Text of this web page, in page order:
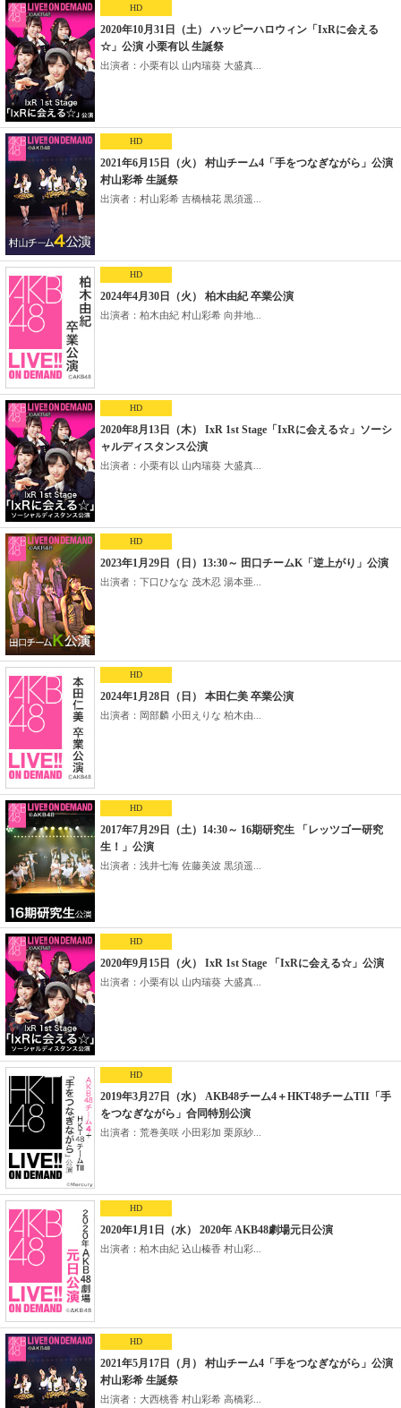
HD
2020年10月31日（土） ハッピーハロウィン「IxRに会える
☆」公演 小栗有以 生誕祭
出演者：小栗有以 山内瑞葵 大盛真...
HD
2021年6月15日（火） 村山チーム4「手をつなぎながら」公演
村山彩希 生誕祭
出演者：村山彩希 吉橋柚花 黒須遥...
HD
2024年4月30日（火） 柏木由紀 卒業公演
出演者：柏木由紀 村山彩希 向井地...
HD
2020年8月13日（木） IxR 1st Stage「IxRに会える☆」ソーシ
ャルディスタンス公演
出演者：小栗有以 山内瑞葵 大盛真...
HD
2023年1月29日（日）13:30～ 田口チームK「逆上がり」公演
出演者：下口ひなな 茂木忍 湯本亜...
HD
2024年1月28日（日） 本田仁美 卒業公演
出演者：岡部麟 小田えりな 柏木由...
HD
2017年7月29日（土）14:30～ 16期研究生 「レッツゴー研究
生！」公演
出演者：浅井七海 佐藤美波 黒須遥...
HD
2020年9月15日（火） IxR 1st Stage 「IxRに会える☆」公演
出演者：小栗有以 山内瑞葵 大盛真...
HD
2019年3月27日（水） AKB48チーム4＋HKT48チームTII「手
をつなぎながら」合同特別公演
出演者：荒巻美咲 小田彩加 栗原紗...
HD
2020年1月1日（水） 2020年 AKB48劇場元日公演
出演者：柏木由紀 込山榛香 村山彩...
HD
2021年5月17日（月） 村山チーム4「手をつなぎながら」公演
村山彩希 生誕祭
出演者：大西桃香 村山彩希 高橋彩...